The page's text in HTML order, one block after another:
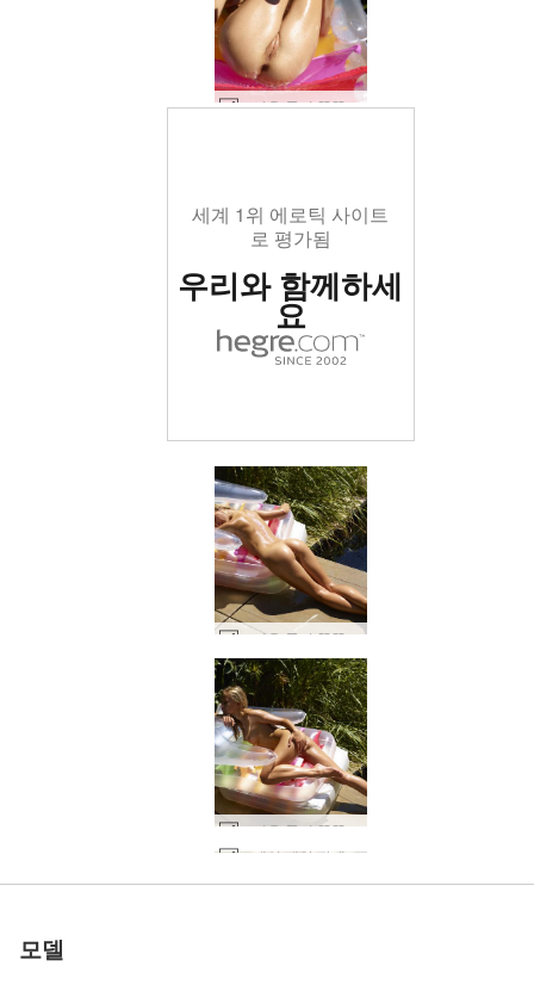
뜨거운 물이 뚝뚝 떨어지는 Darina L #40
세계 1위 에로틱 사이트
로 평가됨
우리와 함께하세
요
뜨거운 물이 뚝뚝 떨어지는 Darina L #8
뜨거운 물이 뚝뚝 떨어지는 Darina L #3
스페인 태양 아래 Darina L #21
다리나엘 스킨앤콘크리트 #17
다리나엘 스킨앤콘크리트 #12
스페인 태양 아래 Darina L #18
로 평가됨
우리와 함께하세
요
Darina L 젖은 꿈 #40
Darina L 블랙 풀 #31
Darina L 블랙 풀 #35
Darina L 흑백 풀 누드 #27
다리나 엘 핫핫 #36
Darina L 흑백 풀 누드 #15
로 평가됨
우리와 함께하세
요
다리나엘 스킨앤콘크리트 #44
다리나엘 스킨앤콘크리트 #56
다리나엘 페미닌포스 #15
다리나엘 매직모델 #46
Darina L 몸집이 작은 완전 #45
다리나엘 스킨투스킨 #39
로 평가됨
우리와 함께하세
요
다리나엘 페미닌포스 #14
스페인 태양 아래 Darina L #13
다리나엘 스킨앤콘크리트 #9Darina L 젖은 꿈 #48
Darina L 에로 피규어 #43
다리나엘 스킨앤콘크리트 #48
Darina L 몸집이 작은 완전 #50Darina L 블랙 풀 #27
Darina L 에로 피규어 #47
Darina L 에로 피규어 #34
로 평가됨
우리와 함께하세
요
다리나엘 스킨앤콘크리트 #32Darina L 젖은 꿈 #51
Darina L 및 Any Moloko 떨어지는 젖은 #32
Darina L 몸집이 작은 완전 #49Darina L 젖은 꿈 #47
다리나 엘 핫핫 #1
로 평가됨
우리와 함께하세
요
Darina L 블랙 풀 #39
다리나엘 스킨투스킨 #27
Darina L 태양의 여신 #14Darina L 핫 보드 #20
다리나 엘 핫핫 #4
다리나엘 퓨어뷰티 #2
로 평가됨
우리와 함께하세
요
다리나엘 소개 #29
모델